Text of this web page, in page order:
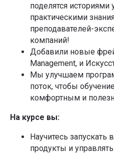
поделятся
практическими
преподавателей-
компаний!
Добавили новые
Management, и
Мы улучшаем
поток, чтобы
комфортным и
На курсе вы:
Научитесь
продукты и
Обучение по методологии
которую уже
+7
Согласие на обработку
Политики конфиденциальности
Я даюСогласие на получение
рекламных рассылок
Подобрать
Я даюСогласие на обработку
условиях Политики
Я даюСогласие на получение
рекламных рассылок
Подписаться
Телеграм-канал